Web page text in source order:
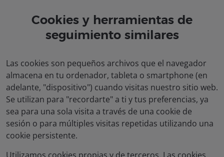
Cookies y herramientas de
seguimiento similares
Las cookies son pequeños archivos que el navegador
almacena en tu ordenador, tableta o smartphone (en
adelante, "dispositivo") cuando visitas nuestro sitio web.
Se utilizan para "recordarte" a ti y tus preferencias, ya
sea para una sola visita a través de una cookie de
sesión o para múltiples visitas repetidas utilizando una
cookie persistente.